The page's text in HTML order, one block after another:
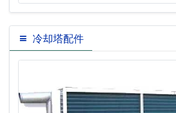
冷却塔配件